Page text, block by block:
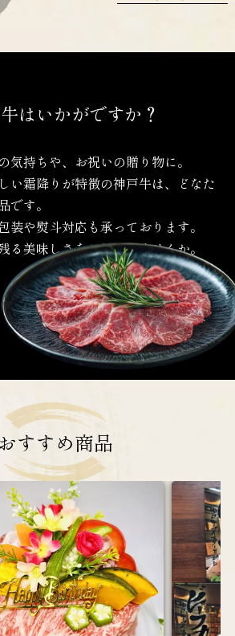
はいかがですか？
気持ちや、お祝いの贈り物に。
い霜降りが特徴の神戸牛は、
どなた
です。
装や熨斗対応も承っております。
る美味しさをお届けしませんか。
おすすめ商品